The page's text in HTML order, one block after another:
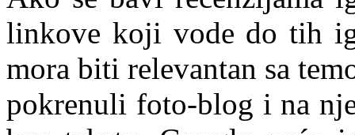
linkove koji vode do tih
mora biti relevantan sa
pokrenuli foto-blog i na